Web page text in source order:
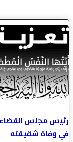
رئيس مجلس القضاء
في وفاة شقيقته